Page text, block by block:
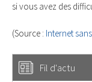
si vous avez des
(Source : Internet
Fil d'actu